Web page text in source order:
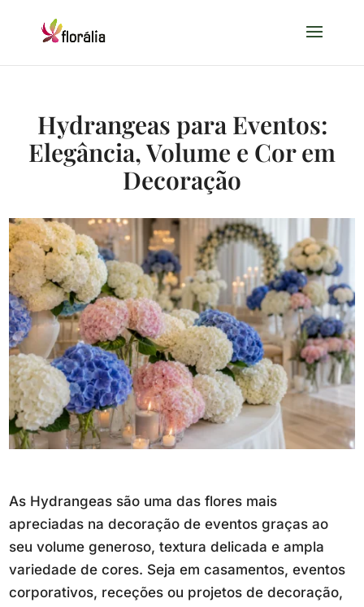
Hydrangeas para Eventos:
Elegância, Volume e Cor em
Decoração
As Hydrangeas são uma das flores mais
apreciadas na decoração de eventos graças ao
seu volume generoso, textura delicada e ampla
variedade de cores. Seja em casamentos, eventos
corporativos, receções ou projetos de decoração,